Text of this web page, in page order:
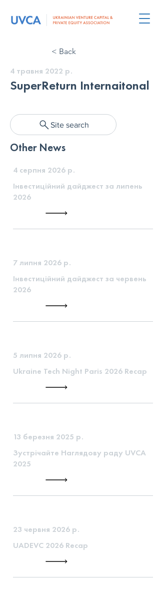
< Back
4 травня 2022 р.
SuperReturn Internaitonal
Site search
Other News
4 серпня 2026 р.
Інвестиційний дайджест за липень
2026
7 липня 2026 р.
Інвестиційний дайджест за червень
2026
5 липня 2026 р.
Ukraine Tech Night Paris 2026 Recap
13 березня 2025 р.
Зустрічайте Наглядову раду UVCA
2025
23 червня 2026 р.
UADEVC 2026 Recap